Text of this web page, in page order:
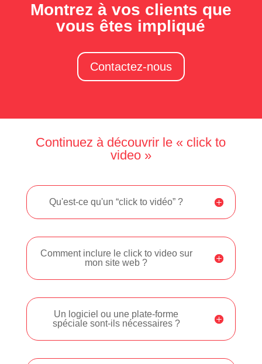
Montrez à vos clients que
vous êtes impliqué
Contactez-nous
Continuez à découvrir le « click to
video »
Qu'est-ce qu'un “click to vidéo” ?
Comment inclure le click to video sur
mon site web ?
Un logiciel ou une plate-forme
spéciale sont-ils nécessaires ?